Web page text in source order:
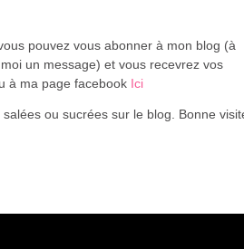
pouvez vous abonner à mon blog (à
un message) et vous recevrez vos
à ma page facebook Ici
ou sucrées sur le blog. Bonne